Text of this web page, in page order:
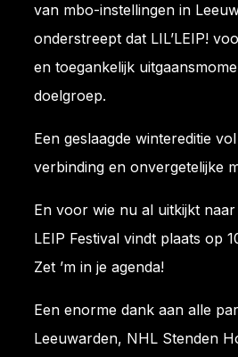
van mbo-instellingen in
onderstreept dat LIL’LEIP!
en toegankelijk
doelgroep.
Een geslaagde wintereditie
verbinding en onvergetelijke
En voor wie nu al uitkijkt
LEIP Festival vindt plaats op
Zet ’m in je agenda!
Een enorme dank aan alle
Leeuwarden, NHL Stenden